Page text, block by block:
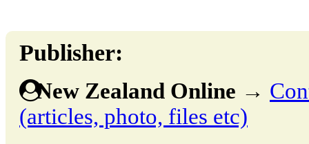
Publisher:
New Zealand Online →
(articles, photo, files etc)